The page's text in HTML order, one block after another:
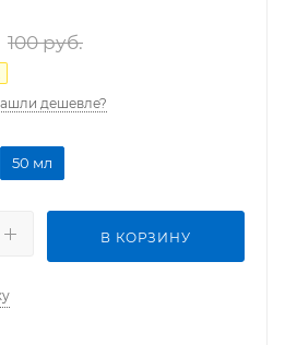
100руб.
дешевле?
50 мл
В КОРЗИНУ